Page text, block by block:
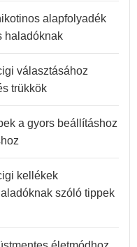
alapfolyadék
haladóknak
választásához
trükkök
a gyors beállításhoz
kellékek
szóló tippek